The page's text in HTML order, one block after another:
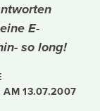
E-
so long!
AM13.07.2007